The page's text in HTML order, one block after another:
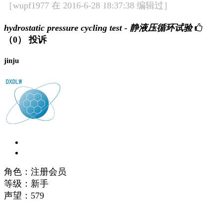
［wupf1977 在 2016-6-28 18:37:38 编辑过］
hydrostatic pressure cycling test - 静液压循环试验
（0）
投诉
jinju
角色：注册会员
等级：新手
声望： 579